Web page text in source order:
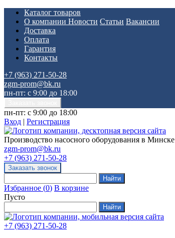
Каталог товаров
О компании Новости Статьи Вакансии
Доставка
Оплата
Гарантия
Контакты
+7 (963) 271-50-28
zgm-prom@bk.ru
пн-пт: с 9:00 до 18:00
пн-пт: с 9:00 до 18:00
Вход | Регистрация
Производство насосного оборудования в Минске
zgm-prom@bk.ru
+7 (963) 271-50-28
Избранное (0) В корзине
Пусто
+7 (963) 271-50-28